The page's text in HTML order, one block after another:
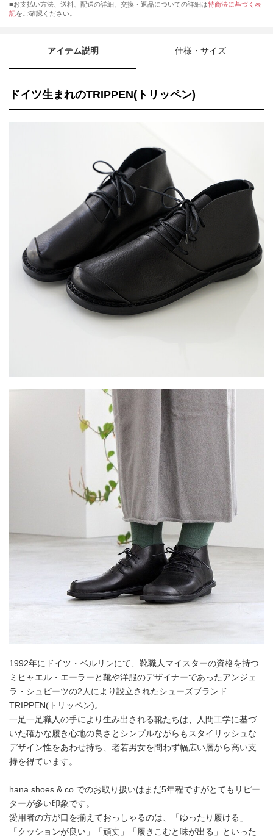
■お支払い方法、送料、配送の詳細、交換・返品についての詳細は特商法に基づく表
記をご確認ください。
アイテム説明 仕様・サイズ
ドイツ生まれのTRIPPEN(トリッペン)
1992年にドイツ・ベルリンにて、靴職人マイスターの資格を持つ
ミヒャエル・エーラーと靴や洋服のデザイナーであったアンジェ
ラ・シュピーツの2人により設立されたシューズブランド
TRIPPEN(トリッペン)。
一足一足職人の手により生み出される靴たちは、人間工学に基づ
いた確かな履き心地の良さとシンプルながらもスタイリッシュな
デザイン性をあわせ持ち、老若男女を問わず幅広い層から高い支
持を得ています。
hana shoes & co.でのお取り扱いはまだ5年程ですがとてもリピー
ターが多い印象です。
愛用者の方が口を揃えておっしゃるのは、「ゆったり履ける」
「クッションが良い」「頑丈」「履きこむと味が出る」といった